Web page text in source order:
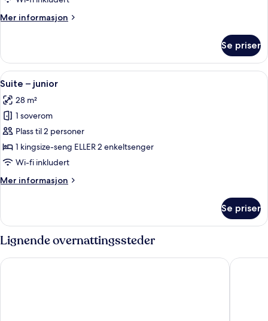
superior
Mer informasjon
Mer
eller
tomannsrom
–
superior
Se priser
Åpne
alle
bildene
av
Suite
–
junior
Suite – junior | Sengetøy av topp
16
Suite – junior
28 m²
1 soverom
Plass til 2 personer
1 kingsize-seng ELLER 2 enkeltsenger
Wi-fi inkludert
Mer informasjon
Mer
–
Se priser
Lignende overnattingssteder
Hotel Rey Alfonso X Hotel